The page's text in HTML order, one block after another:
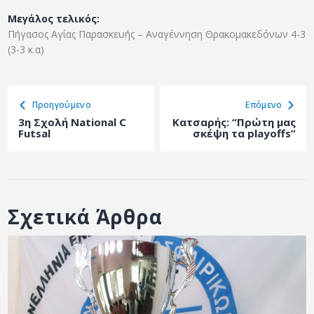
Μεγάλος τελικός:
Πήγασος Αγίας Παρασκευής – Αναγέννηση Θρακομακεδόνων 4-3
(3-3 κ.α)
Προηγούμενο
3η Σχολή National C
Futsal
Eπόμενο
Κατσαρής: “Πρώτη μας
σκέψη τα playoffs”
Σχετικά Άρθρα